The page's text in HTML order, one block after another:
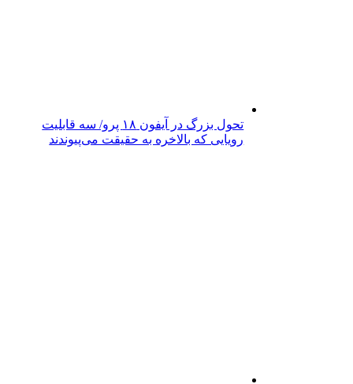
تحول بزرگ در آیفون ۱۸ پرو/ سه قابلیت
رویایی که بالاخره به حقیقت می‌پیوندند